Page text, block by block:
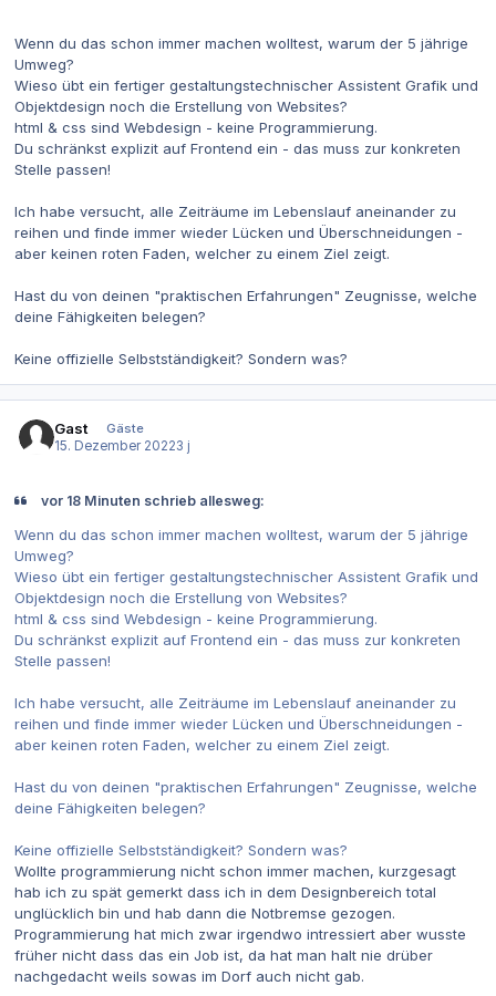
Wenn du das schon immer machen wolltest, warum der 5 jährige
Umweg?
Wieso übt ein fertiger gestaltungstechnischer Assistent Grafik und
Objektdesign noch die Erstellung von Websites?
html & css sind Webdesign - keine Programmierung.
Du schränkst explizit auf Frontend ein - das muss zur konkreten
Stelle passen!
Ich habe versucht, alle Zeiträume im Lebenslauf aneinander zu
reihen und finde immer wieder Lücken und Überschneidungen -
aber keinen roten Faden, welcher zu einem Ziel zeigt.
Hast du von deinen "praktischen Erfahrungen" Zeugnisse, welche
deine Fähigkeiten belegen?
Keine offizielle Selbstständigkeit? Sondern was?
Gast
Gäste
15. Dezember 20223 j
vor 18 Minuten schrieb allesweg:
Wenn du das schon immer machen wolltest, warum der 5 jährige
Umweg?
Wieso übt ein fertiger gestaltungstechnischer Assistent Grafik und
Objektdesign noch die Erstellung von Websites?
html & css sind Webdesign - keine Programmierung.
Du schränkst explizit auf Frontend ein - das muss zur konkreten
Stelle passen!
Ich habe versucht, alle Zeiträume im Lebenslauf aneinander zu
reihen und finde immer wieder Lücken und Überschneidungen -
aber keinen roten Faden, welcher zu einem Ziel zeigt.
Hast du von deinen "praktischen Erfahrungen" Zeugnisse, welche
deine Fähigkeiten belegen?
Keine offizielle Selbstständigkeit? Sondern was?
Wollte programmierung nicht schon immer machen, kurzgesagt
hab ich zu spät gemerkt dass ich in dem Designbereich total
unglücklich bin und hab dann die Notbremse gezogen.
Programmierung hat mich zwar irgendwo intressiert aber wusste
früher nicht dass das ein Job ist, da hat man halt nie drüber
nachgedacht weils sowas im Dorf auch nicht gab.